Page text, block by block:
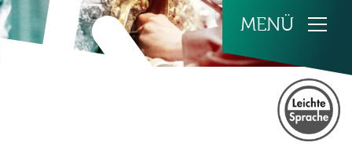
Zum Inhalt springen